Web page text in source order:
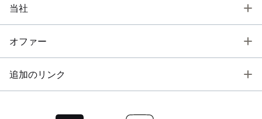
当社
オファー
追加のリンク